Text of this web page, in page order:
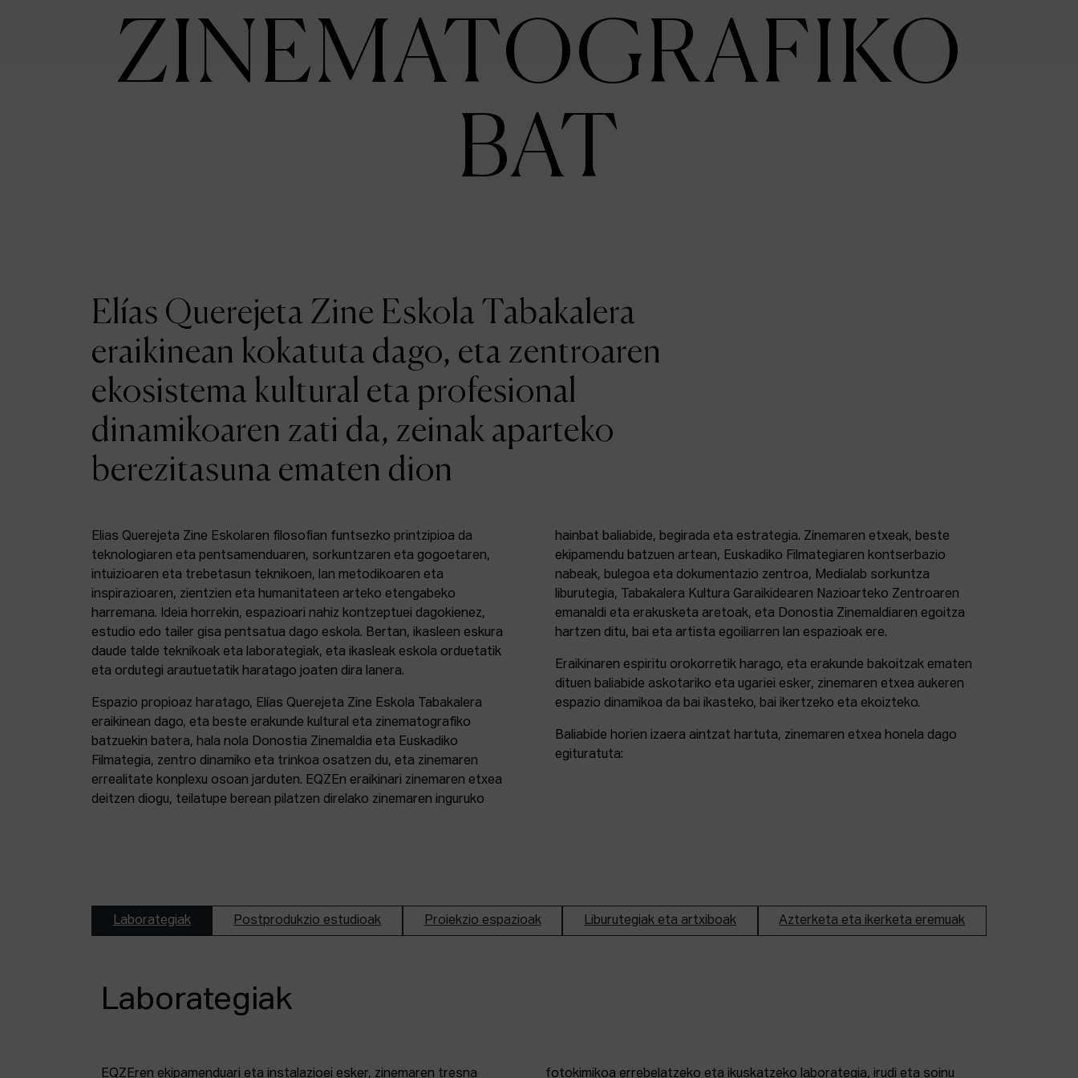
ZINEMATOGRAFIKO
BAT
Elías Querejeta Zine Eskola Tabakalera
eraikinean kokatuta dago, eta zentroaren
ekosistema kultural eta profesional
dinamikoaren zati da, zeinak aparteko
berezitasuna ematen dion
Elias Querejeta Zine Eskolaren filosofian funtsezko printzipioa da
teknologiaren eta pentsamenduaren, sorkuntzaren eta gogoetaren,
intuizioaren eta trebetasun teknikoen, lan metodikoaren eta
inspirazioaren, zientzien eta humanitateen arteko etengabeko
harremana. Ideia horrekin, espazioari nahiz kontzeptuei dagokienez,
estudio edo tailer gisa pentsatua dago eskola. Bertan, ikasleen eskura
daude talde teknikoak eta laborategiak, eta ikasleak eskola orduetatik
eta ordutegi arautuetatik haratago joaten dira lanera.
Espazio propioaz haratago, Elías Querejeta Zine Eskola Tabakalera
eraikinean dago, eta beste erakunde kultural eta zinematografiko
batzuekin batera, hala nola Donostia Zinemaldia eta Euskadiko
Filmategia, zentro dinamiko eta trinkoa osatzen du, eta zinemaren
errealitate konplexu osoan jarduten. EQZEn eraikinari zinemaren etxea
deitzen diogu, teilatupe berean pilatzen direlako zinemaren inguruko
hainbat baliabide, begirada eta estrategia. Zinemaren etxeak, beste
ekipamendu batzuen artean, Euskadiko Filmategiaren kontserbazio
nabeak, bulegoa eta dokumentazio zentroa, Medialab sorkuntza
liburutegia, Tabakalera Kultura Garaikidearen Nazioarteko Zentroaren
emanaldi eta erakusketa aretoak, eta Donostia Zinemaldiaren egoitza
hartzen ditu, bai eta artista egoiliarren lan espazioak ere.
Eraikinaren espiritu orokorretik harago, eta erakunde bakoitzak ematen
dituen baliabide askotariko eta ugariei esker, zinemaren etxea aukeren
espazio dinamikoa da bai ikasteko, bai ikertzeko eta ekoizteko.
Baliabide horien izaera aintzat hartuta, zinemaren etxea honela dago
egituratuta:
Laborategiak Postprodukzio estudioak Proiekzio espazioak Liburutegiak eta artxiboak Azterketa eta ikerketa eremuak
Laborategiak
EQZEren ekipamenduari eta instalazioei esker, zinemaren tresna
fotokimikoa errebelatzeko eta ikuskatzeko laborategia, irudi eta soinu